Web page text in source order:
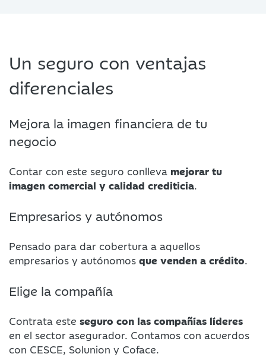
Un seguro con ventajas
diferenciales
Mejora la imagen financiera de tu
negocio
Contar con este seguro conlleva mejorar tu
imagen comercial y calidad crediticia.
Empresarios y autónomos
Pensado para dar cobertura a aquellos
empresarios y autónomos que venden a crédito.
Elige la compañía
Contrata este seguro con las compañías líderes
en el sector asegurador. Contamos con acuerdos
con CESCE, Solunion y Coface.